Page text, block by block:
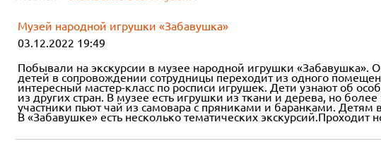
Музей народной игрушки «Забавушка»
03.12.2022 19:49
Побывали на экскурсии в музее народной игрушки «Забавушка».
детей в сопровождении сотрудницы переходит из одного
интересный мастер-класс по росписи игрушек. Дети узнают об
из других стран. В музее есть игрушки из ткани и дерева, но
участники пьют чай из самовара с пряниками и баранками. Детям
В «Забавушке» есть несколько тематических